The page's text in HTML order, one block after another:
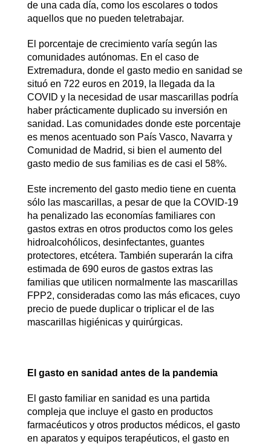
de una cada día, como los escolares o todos
aquellos que no pueden teletrabajar.
El porcentaje de crecimiento varía según las
comunidades autónomas. En el caso de
Extremadura, donde el gasto medio en sanidad se
situó en 722 euros en 2019, la llegada da la
COVID y la necesidad de usar mascarillas podría
haber prácticamente duplicado su inversión en
sanidad. Las comunidades donde este porcentaje
es menos acentuado son País Vasco, Navarra y
Comunidad de Madrid, si bien el aumento del
gasto medio de sus familias es de casi el 58%.
Este incremento del gasto medio tiene en cuenta
sólo las mascarillas, a pesar de que la COVID-19
ha penalizado las economías familiares con
gastos extras en otros productos como los geles
hidroalcohólicos, desinfectantes, guantes
protectores, etcétera. También superarán la cifra
estimada de 690 euros de gastos extras las
familias que utilicen normalmente las mascarillas
FPP2, consideradas como las más eficaces, cuyo
precio de puede duplicar o triplicar el de las
mascarillas higiénicas y quirúrgicas.
El gasto en sanidad antes de la pandemia
El gasto familiar en sanidad es una partida
compleja que incluye el gasto en productos
farmacéuticos y otros productos médicos, el gasto
en aparatos y equipos terapéuticos, el gasto en